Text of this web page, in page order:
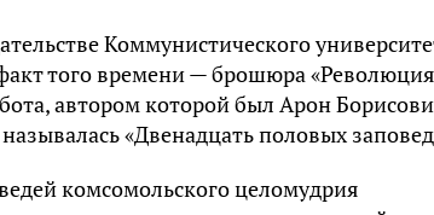
Коммунистического
того времени — брошюра
автором которой был Арон
«Двенадцать половых
комсомольского целомудрия